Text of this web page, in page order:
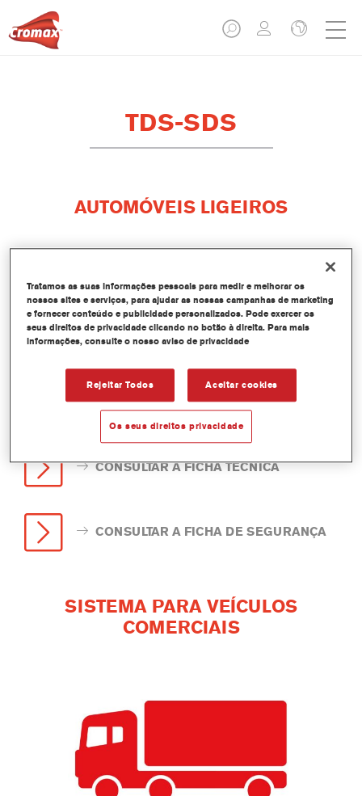
TDS-SDS
AUTOMÓVEIS LIGEIROS
CONSULTAR A FICHA TÉCNICA
CONSULTAR A FICHA DE SEGURANÇA
SISTEMA PARA VEÍCULOS
COMERCIAIS
Tratamos as suas informações pessoais para medir e melhorar os
nossos sites e serviços, para ajudar as nossas campanhas de marketing
e fornecer conteúdo e publicidade personalizados. Pode exercer os
seus direitos de privacidade clicando no botão à direita. Para mais
informações, consulte o nosso aviso de privacidade
Rejeitar Todos Aceitar cookies
Os seus direitos privacidade